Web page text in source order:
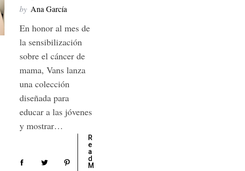
by Ana García
En honor al mes de
la sensibilización
sobre el cáncer de
mama, Vans lanza
una colección
diseñada para
educar a las jóvenes
y mostrar…
R
e
a
d
M